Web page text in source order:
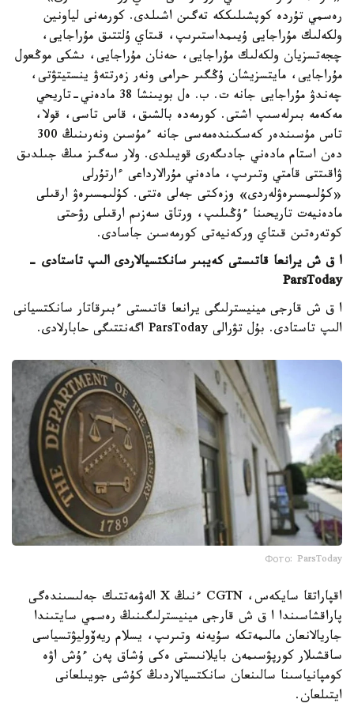
رەسمي تۇردە كوپشىلىككە تەگىن اشىلدى. كورمەنى لياونين
ولكەلىك مۇراجايى ۇيىمداستىرىپ، قىتاي ۇلتتىق مۇراجايى،
چجەتسزيان ولكەلىك مۇراجايى، حەنان مۇراجايى، ىشكى موڭعول
مۇراجايى، مايتسزيشان ۇڭگىر حرامى ونەر زەرتتەۋ ينستيتۋتى،
چەندۋ مۇراجايى جانە ت. ب. ەل بويىنشا 38 مادەني-تاريحي
مەكەمە بىرلەسىپ اشتى. كورمەدە بالشىق، قاس تاسى، قولا،
تاس مۇسىندەر كەسكىندەمەسى جانە ءمۇسىن ونەرىنىڭ 300
دەن استام مادەني جادىگەرى قويىلدى. ولار سەگىز مىڭ جىلدىق
ۋاقىتتى قامتي وتىرىپ، مادەني مۇرالارداعى ءارتۇرلى
«كۇلىمسىرەۋلەردى» وزەكتى جەلى ەتتى. كۇلىمسىرەۋ ارقىلى
مادەنيەت تاريحىنا ءۇڭىلىپ، ورتاق سەزىم ارقىلى رۋحتى
كوتەرەتىن قىتاي وركەنيەتى كورمەسىن جاسادى.
ا ق ش يرانعا قاتىستى كەيبىر سانكتسيالاردى الىپ تاستادى -
ParsToday
ا ق ش قارجى مينيسترلىگى يرانعا قاتىستى ءبىرقاتار سانكتسيانى
الىپ تاستادى. بۇل تۋرالى ParsToday اگەنتتىگى حابارلادى.
Фото: ParsToday
اقپاراتقا سايكەس، CGTN ءنىڭ X الەۋمەتتىك جەلىسىندەگى
پاراقشاسىندا ا ق ش قارجى مينيسترلىگىنىڭ رەسمي سايتىندا
جاريالانعان مالىمەتكە سۇيەنە وتىرىپ، يسلام ريەۆوليۋتسياسى
ساقشىلار كورپۋسىمەن بايلانىستى ەكى ۇشاق پەن ءۇش اۋە
كومپانياسىنا سالىنعان سانكتسيالاردىڭ كۇشى جويىلعانى
ايتىلعان.